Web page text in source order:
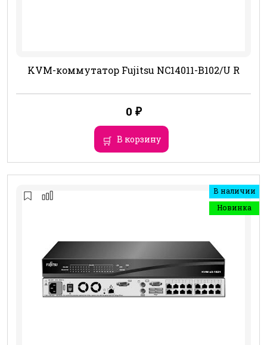
KVM-коммутатор Fujitsu NC14011-B102/U R
0 ₽
В корзину
В наличии
Новинка